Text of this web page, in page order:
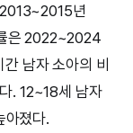
년
은 2022~2024
남자 소아의 비
. 12~18세 남자
아졌다.